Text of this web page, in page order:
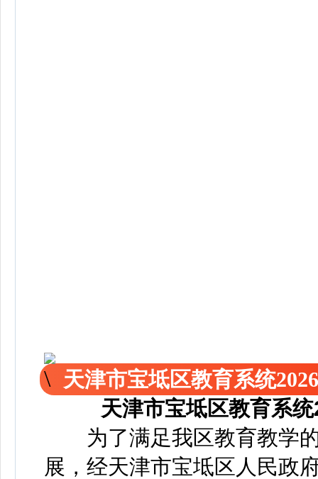
天津市宝坻区教育系统
天津市宝坻区教育系
为了满足我区教育教学的
展，经天津市宝坻区人民政